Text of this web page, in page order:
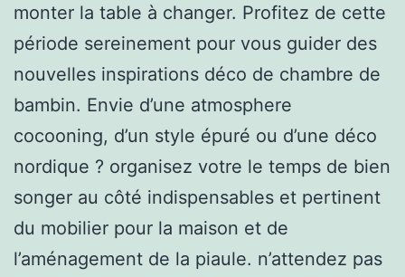
monter la table à changer. Profitez de cette
période sereinement pour vous guider des
nouvelles inspirations déco de chambre de
bambin. Envie d’une atmosphere
cocooning, d’un style épuré ou d’une déco
nordique ? organisez votre le temps de bien
songer au côté indispensables et pertinent
du mobilier pour la maison et de
l’aménagement de la piaule. n’attendez pas